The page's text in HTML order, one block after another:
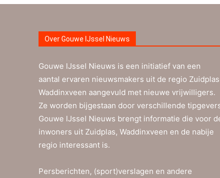
Over Gouwe IJssel Nieuws
Gouwe IJssel Nieuws is een initiatief van een
aantal ervaren nieuwsmakers uit de regio
Waddinxveen aangevuld met nieuwe vrijwilligers.
Ze worden bijgestaan door verschillende
Gouwe IJssel Nieuws brengt informatie die voor
inwoners uit Zuidplas, Waddinxveen en de nabije
regio interessant is.
Persberichten, (sport)verslagen en andere